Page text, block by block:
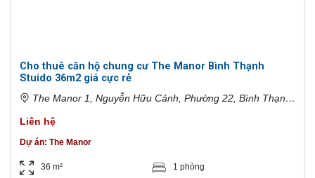
Cho thuê căn hộ chung cư The Manor Bình Thạnh
Stuido 36m2 giá cực rẻ
The Manor 1, Nguyễn Hữu Cảnh, Phường 22, Bình Thạnh,
Liên hệ
Dự án: The Manor
36 m²
1 phòng